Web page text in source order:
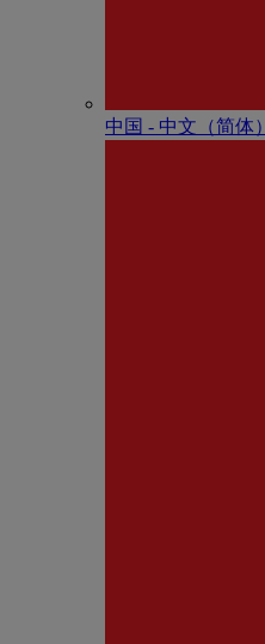
中国 - 中⽂（简体）